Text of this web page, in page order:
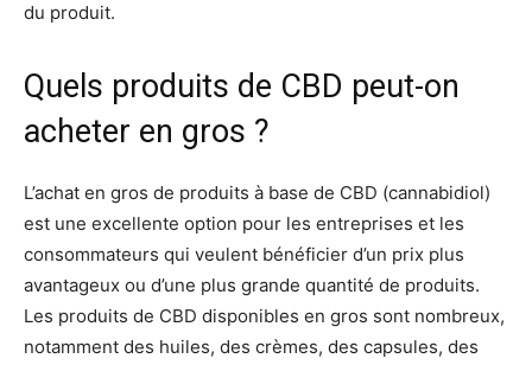
du produit.
Quels produits de CBD peut-on
acheter en gros ?
L’achat en gros de produits à base de CBD (cannabidiol)
est une excellente option pour les entreprises et les
consommateurs qui veulent bénéficier d’un prix plus
avantageux ou d’une plus grande quantité de produits.
Les produits de CBD disponibles en gros sont nombreux,
notamment des huiles, des crèmes, des capsules, des